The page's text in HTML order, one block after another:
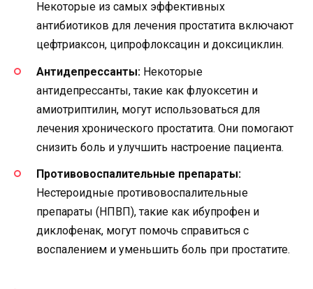
Некоторые из самых эффективных
антибиотиков для лечения простатита включают
цефтриаксон, ципрофлоксацин и доксициклин.
Антидепрессанты: Некоторые
антидепрессанты, такие как флуоксетин и
амиотриптилин, могут использоваться для
лечения хронического простатита. Они помогают
снизить боль и улучшить настроение пациента.
Противовоспалительные препараты:
Нестероидные противовоспалительные
препараты (НПВП), такие как ибупрофен и
диклофенак, могут помочь справиться с
воспалением и уменьшить боль при простатите.